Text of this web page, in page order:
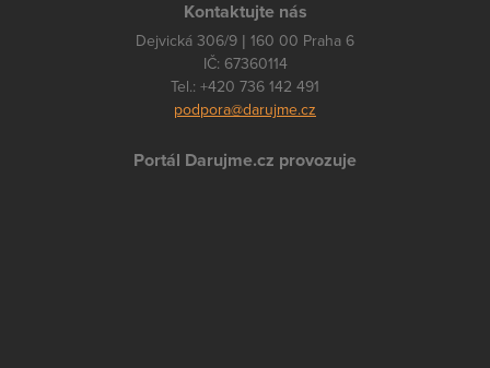
Kontaktujte nás
Dejvická 306/9 | 160 00 Praha 6
IČ: 67360114
Tel.: +420 736 142 491
podpora@darujme.cz
Portál Darujme.cz provozuje